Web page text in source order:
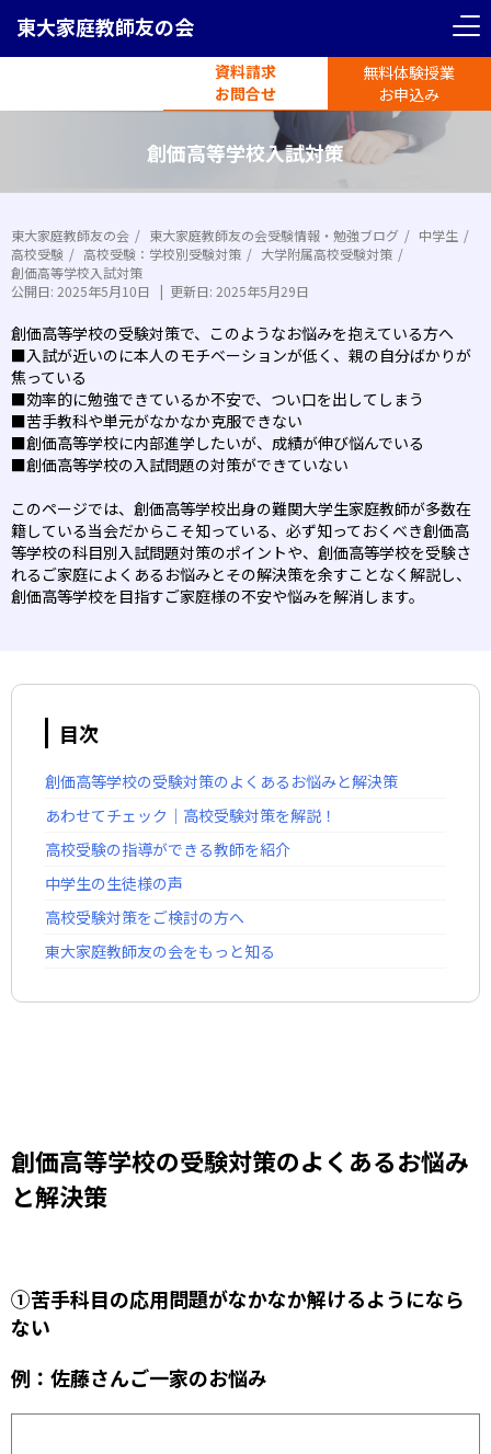
東大家庭教師友の会
資料請求
お問合せ
無料体験授業
お申込み
創価高等学校入試対策
東大家庭教師友の会 東大家庭教師友の会受験情報・勉強ブログ
中学生
高校受験
高校受験：学校別受験対策
大学附属高校受験対策
創価高等学校入試対策
公開日: 2025年5月10日 更新日: 2025年5月29日
創価高等学校の受験対策で、このようなお悩みを抱えている方へ
■入試が近いのに本人のモチベーションが低く、親の自分ばかりが
焦っている
■効率的に勉強できているか不安で、つい口を出してしまう
■苦手教科や単元がなかなか克服できない
■創価高等学校に内部進学したいが、成績が伸び悩んでいる
■創価高等学校の入試問題の対策ができていない
このページでは、創価高等学校出身の難関大学生家庭教師が多数在
籍している当会だからこそ知っている、必ず知っておくべき創価高
等学校の科目別入試問題対策のポイントや、創価高等学校を受験さ
れるご家庭によくあるお悩みとその解決策を余すことなく解説し、
創価高等学校を目指すご家庭様の不安や悩みを解消します。
目次
創価高等学校の受験対策のよくあるお悩みと解決策
あわせてチェック｜高校受験対策を解説！
高校受験の指導ができる教師を紹介
中学生の生徒様の声
高校受験対策をご検討の方へ
東大家庭教師友の会をもっと知る
創価高等学校の受験対策のよくあるお悩み
と解決策
①苦手科目の応用問題がなかなか解けるようになら
ない
例：佐藤さんご一家のお悩み